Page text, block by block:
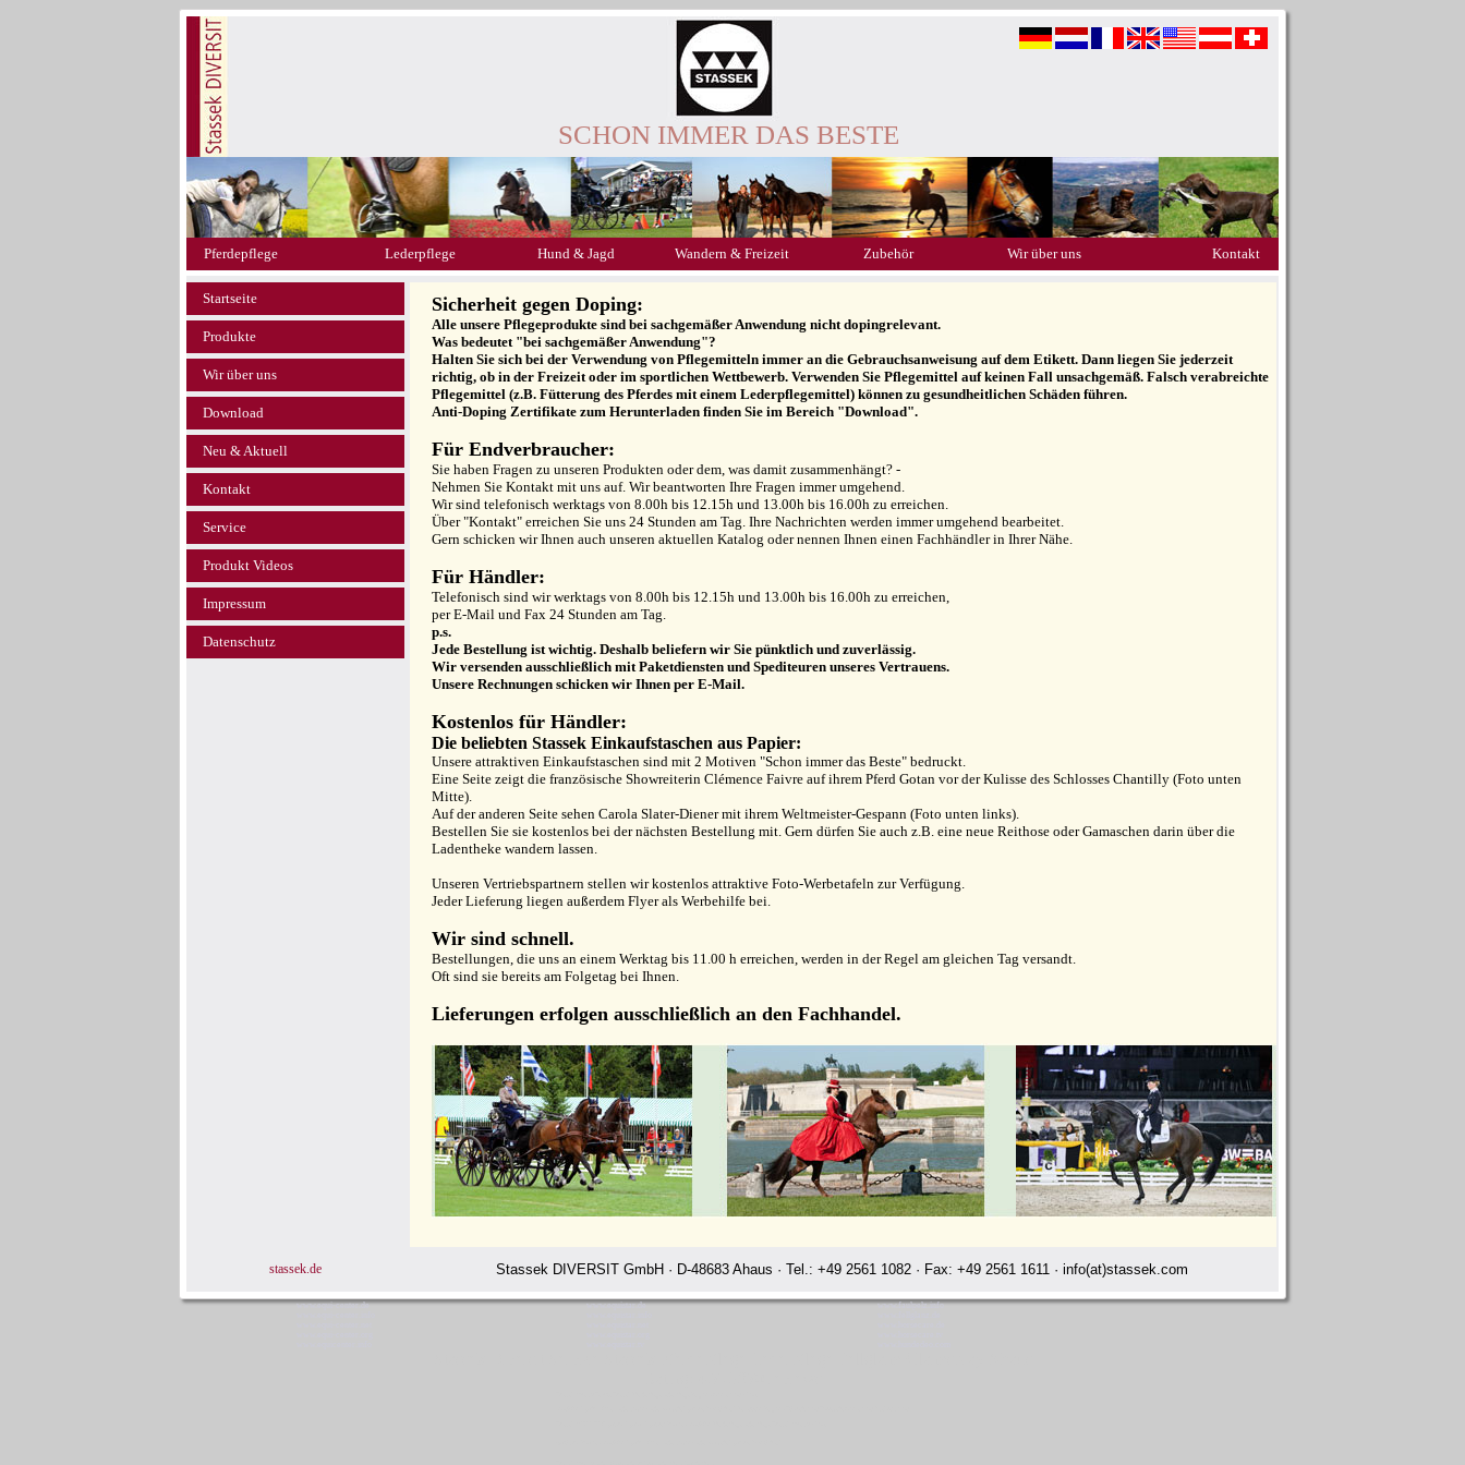
SCHON IMMER DAS BESTE
Pferdepflege Lederpflege Hund & Jagd Wandern & Freizeit Zubehör Wir über uns Kontakt
Startseite
Produkte
Wir über uns
Download
Neu & Aktuell
Kontakt
Service
Produkt Videos
Impressum
Datenschutz
Sicherheit gegen Doping:
Alle unsere Pflegeprodukte sind bei sachgemäßer Anwendung nicht dopingrelevant.
Was bedeutet "bei sachgemäßer Anwendung"?
Halten Sie sich bei der Verwendung von Pflegemitteln immer an die Gebrauchsanweisung auf dem Etikett. Dann liegen Sie jederzeit
richtig, ob in der Freizeit oder im sportlichen Wettbewerb. Verwenden Sie Pflegemittel auf keinen Fall unsachgemäß. Falsch verabreichte
Pflegemittel (z.B. Fütterung des Pferdes mit einem Lederpflegemittel) können zu gesundheitlichen Schäden führen.
Anti-Doping Zertifikate zum Herunterladen finden Sie im Bereich "Download".
Für Endverbraucher:
Sie haben Fragen zu unseren Produkten oder dem, was damit zusammenhängt? -
Nehmen Sie Kontakt mit uns auf. Wir beantworten Ihre Fragen immer umgehend.
Wir sind telefonisch werktags von 8.00h bis 12.15h und 13.00h bis 16.00h zu erreichen.
Über "Kontakt" erreichen Sie uns 24 Stunden am Tag. Ihre Nachrichten werden immer umgehend bearbeitet.
Gern schicken wir Ihnen auch unseren aktuellen Katalog oder nennen Ihnen einen Fachhändler in Ihrer Nähe.
Für Händler:
Telefonisch sind wir werktags von 8.00h bis 12.15h und 13.00h bis 16.00h zu erreichen,
per E-Mail und Fax 24 Stunden am Tag.
p.s.
Jede Bestellung ist wichtig. Deshalb beliefern wir Sie pünktlich und zuverlässig.
Wir versenden ausschließlich mit Paketdiensten und Spediteuren unseres Vertrauens.
Unsere Rechnungen schicken wir Ihnen per E-Mail.
Kostenlos für Händler:
Die beliebten Stassek Einkaufstaschen aus Papier:
Unsere attraktiven Einkaufstaschen sind mit 2 Motiven "Schon immer das Beste" bedruckt.
Eine Seite zeigt die französische Showreiterin Clémence Faivre auf ihrem Pferd Gotan vor der Kulisse des Schlosses Chantilly (Foto unten
Mitte).
Auf der anderen Seite sehen Carola Slater-Diener mit ihrem Weltmeister-Gespann (Foto unten links).
Bestellen Sie sie kostenlos bei der nächsten Bestellung mit. Gern dürfen Sie auch z.B. eine neue Reithose oder Gamaschen darin über die
Ladentheke wandern lassen.
Unseren Vertriebspartnern stellen wir kostenlos attraktive Foto-Werbetafeln zur Verfügung.
Jeder Lieferung liegen außerdem Flyer als Werbehilfe bei.
Wir sind schnell.
Bestellungen, die uns an einem Werktag bis 11.00 h erreichen, werden in der Regel am gleichen Tag versandt.
Oft sind sie bereits am Folgetag bei Ihnen.
Lieferungen erfolgen ausschließlich an den Fachhandel.
stassek.de Stassek DIVERSIT GmbH · D-48683 Ahaus · Tel.: +49 2561 1082 · Fax: +49 2561 1611 · info(at)stassek.com
www.equi-center.de
www.equistar.de
www.faulpelz.info